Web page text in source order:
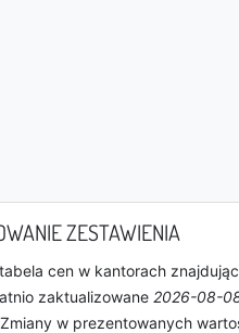
ZESTAWIENIA
cen w kantorach
zaktualizowane 2026-08-
w prezentowanych